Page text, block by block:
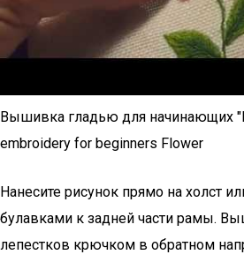
Вышивка гладью для начинающих
embroidery for beginners Flower
Нанесите рисунок прямо на холст
булавками к задней части рамы.
лепестков крючком в обратном